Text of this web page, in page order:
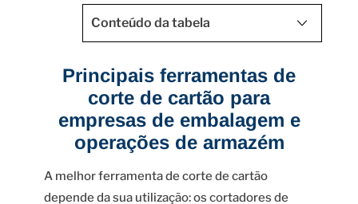
Conteúdo da tabela
Principais ferramentas de
corte de cartão para
empresas de embalagem e
operações de armazém
A melhor ferramenta de corte de cartão
depende da sua utilização: os cortadores de